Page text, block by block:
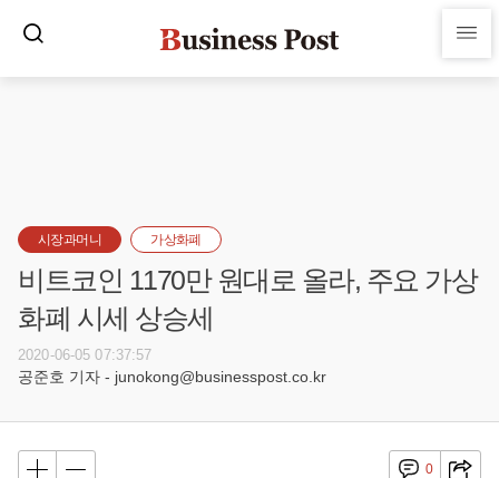
시장과머니 가상화폐
비트코인 1170만 원대로 올라, 주요 가상
화폐 시세 상승세
2020-06-05 07:37:57
공준호 기자 - junokong@businesspost.co.kr
0